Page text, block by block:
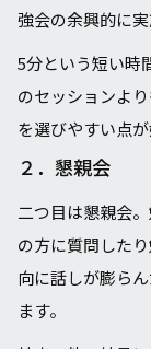
強会の余興的に実
5分という短い時
のセッションよ
を選びやすい点
２．懇親会
二つ目は懇親会
の⽅に質問した
向に話しが膨ら
ます。